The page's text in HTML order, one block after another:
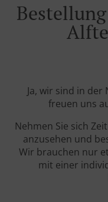
Ja, wir sind in
freuen uns
Nehmen Sie sich
anzusehen und
Wir brauchen nur
mit einer